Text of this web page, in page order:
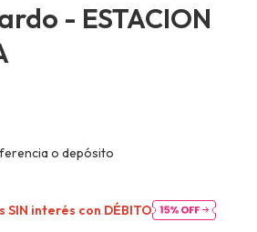
- ESTACION
o depósito
SIN interés con DÉBITO